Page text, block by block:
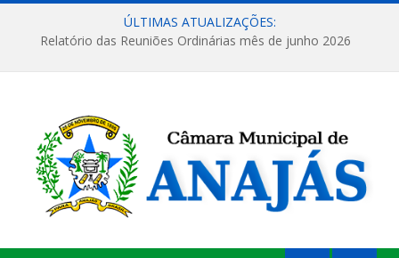
ÚLTIMAS ATUALIZAÇÕES:
Relatório das Reuniões Ordinárias mês de junho 2026